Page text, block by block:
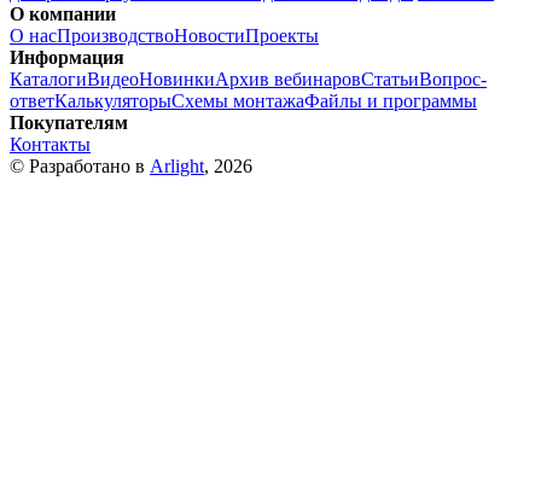
О компании
О насПроизводствоНовостиПроекты
Информация
КаталогиВидеоНовинкиАрхив вебинаровСтатьиВопрос-
ответКалькуляторыСхемы монтажаФайлы и программы
Покупателям
Контакты
© Разработано в Arlight, 2026